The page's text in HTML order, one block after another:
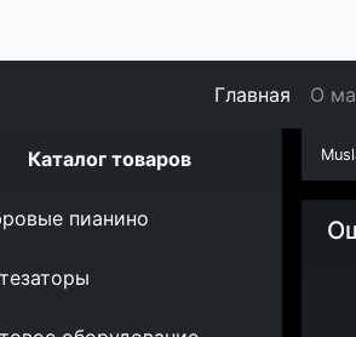
Главная О
Каталог товаров
пианино